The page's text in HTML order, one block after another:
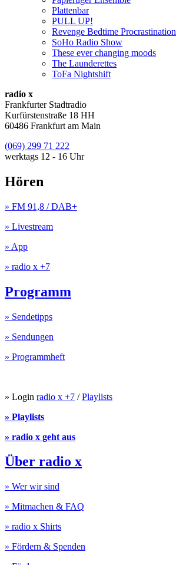
Plattenbar
PULL UP!
Revenge Bedtime Procrastination
SoHo Radio Show
These ever changing moods
The Launderettes
ToFa Nightshift
radio x
Frankfurter Stadtradio
Kurfürstenstraße 18 HH
60486 Frankfurt am Main
(069) 299 71 222
werktags 12 - 16 Uhr
Hören
» FM 91,8 / DAB+
» Livestream
» App
» radio x +7
Programm
» Sendetipps
» Sendungen
» Programmheft
» Login radio x +7 /Playlists
» Playlists
» radio x geht aus
Über radio x
» Wer wir sind
» Mitmachen & FAQ
» radio x Shirts
» Fördern & Spenden